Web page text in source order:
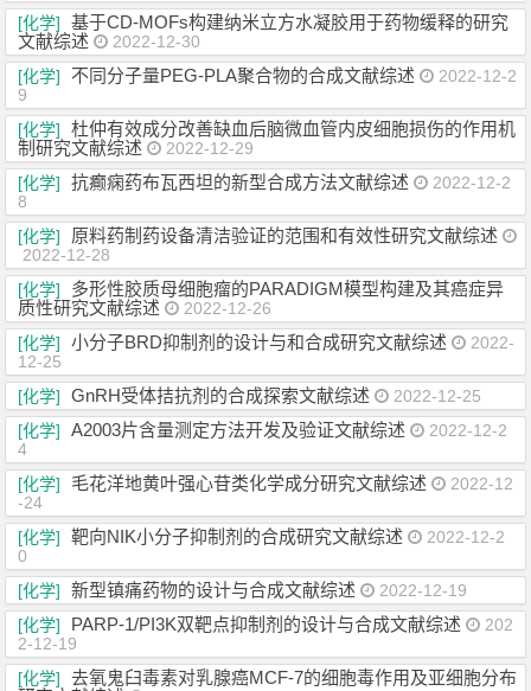
[化学]
基于CD-MOFs构建纳米立方水凝胶用于药物缓释的研究
文献综述
2022-12-30
[化学]
不同分子量PEG-PLA聚合物的合成文献综述
2022-12-2
9
[化学]
杜仲有效成分改善缺血后脑微血管内皮细胞损伤的作用机
制研究文献综述
2022-12-29
[化学]
抗癫痫药布瓦西坦的新型合成方法文献综述
2022-12-2
8
[化学]
原料药制药设备清洁验证的范围和有效性研究文献综述
2022-12-28
[化学]
多形性胶质母细胞瘤的PARADIGM模型构建及其癌症异
质性研究文献综述
2022-12-26
[化学]
小分子BRD抑制剂的设计与和合成研究文献综述
2022-
12-25
[化学]
GnRH受体拮抗剂的合成探索文献综述
2022-12-25
[化学]
A2003片含量测定方法开发及验证文献综述
2022-12-2
4
[化学]
毛花洋地黄叶强心苷类化学成分研究文献综述
2022-12
-24
[化学]
靶向NIK小分子抑制剂的合成研究文献综述
2022-12-2
0
[化学]
新型镇痛药物的设计与合成文献综述
2022-12-19
[化学]
PARP-1/PI3K双靶点抑制剂的设计与合成文献综述
202
2-12-19
[化学]
去氧鬼臼毒素对乳腺癌MCF-7的细胞毒作用及亚细胞分布